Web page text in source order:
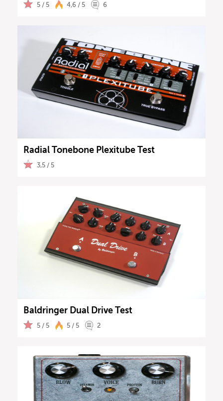
5 / 5 4,6 / 5 6
Radial Tonebone Plexitube Test
3,5 / 5
Baldringer Dual Drive Test
5 / 5 5 / 5 2